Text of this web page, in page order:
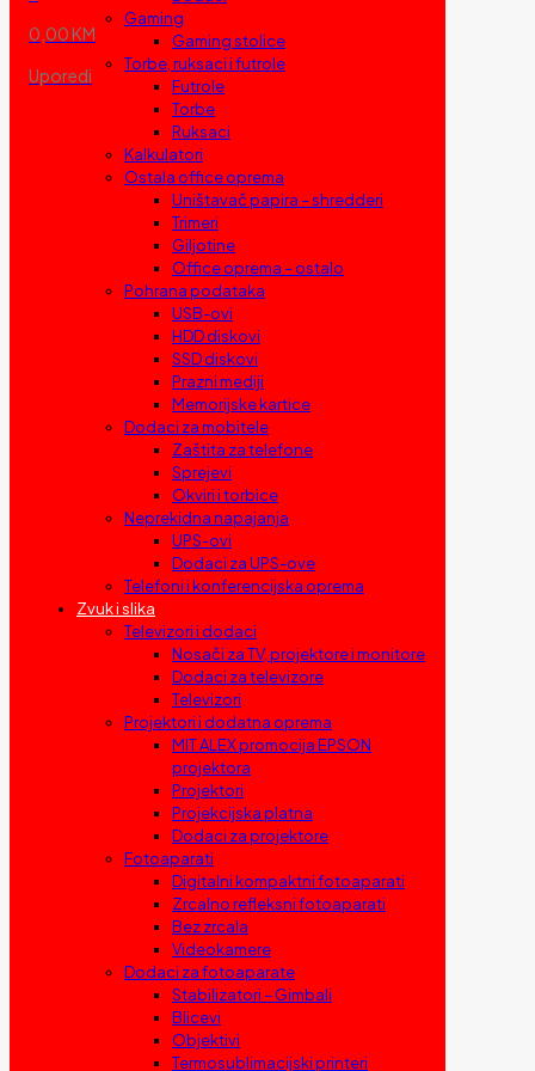
0,00 KM
Uporedi
Gaming
Gaming stolice
Torbe, ruksaci i futrole
Futrole
Torbe
Ruksaci
Kalkulatori
Ostala office oprema
Uništavač papira – shredderi
Trimeri
Giljotine
Office oprema – ostalo
Pohrana podataka
USB-ovi
HDD diskovi
SSD diskovi
Prazni mediji
Memorijske kartice
Dodaci za mobitele
Zaštita za telefone
Sprejevi
Okviri i torbice
Neprekidna napajanja
UPS-ovi
Dodaci za UPS-ove
Telefoni i konferencijska oprema
Zvuk i slika
Televizori i dodaci
Nosači za TV, projektore i monitore
Dodaci za televizore
Televizori
Projektori i dodatna oprema
MIT ALEX promocija EPSON
projektora
Projektori
Projekcijska platna
Dodaci za projektore
Fotoaparati
Digitalni kompaktni fotoaparati
Zrcalno refleksni fotoaparati
Bez zrcala
Videokamere
Dodaci za fotoaparate
Stabilizatori – Gimbali
Blicevi
Objektivi
Termosublimacijski printeri